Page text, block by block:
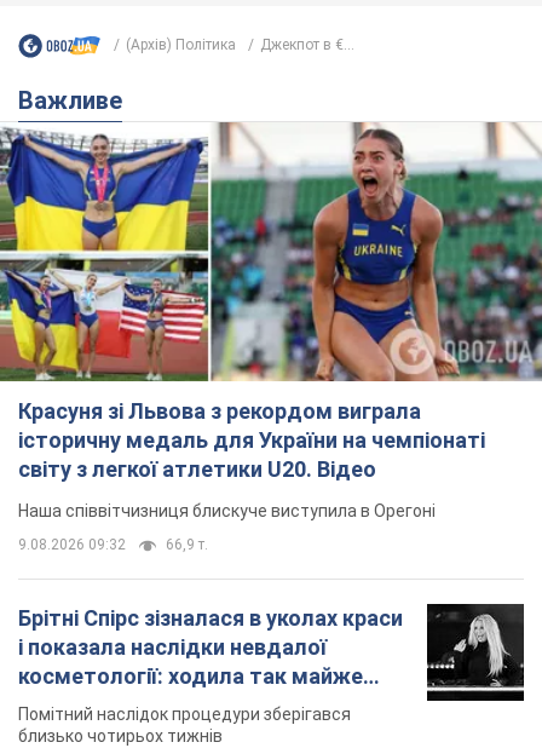
(Архів) Політика Джекпот в €...
Важливе
Красуня зі Львова з рекордом виграла
історичну медаль для України на чемпіонаті
світу з легкої атлетики U20. Відео
Наша співвітчизниця блискуче виступила в Орегоні
9.08.2026 09:32 66,9 т.
Брітні Спірс зізналася в уколах краси
і показала наслідки невдалої
косметології: ходила так майже
місяць
Помітний наслідок процедури зберігався
близько чотирьох тижнів